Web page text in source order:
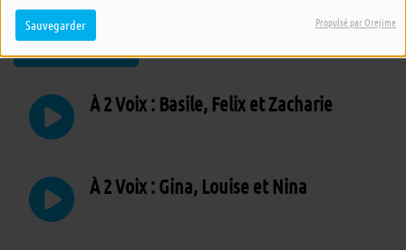
Sauvegarder Propulsé par Orejime
poétiques,
À 2 Voix : Basile, Felix et Zacharie
À 2 Voix : Gina, Louise et Nina